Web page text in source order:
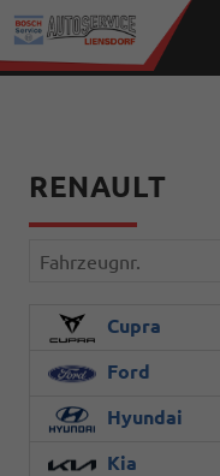
RENAULT
Fahrzeugnr.
Cupra
Ford
Hyundai
Kia